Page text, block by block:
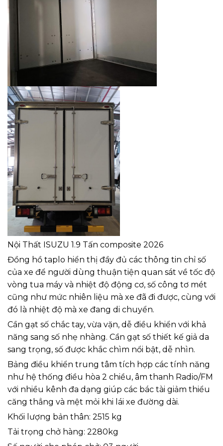
Nội Thất ISUZU 1.9 Tấn composite 2026
Đồng hồ taplo hiển thị đầy đủ các thông tin chỉ số
của xe để người dùng thuận tiện quan sát về tốc độ
vòng tua máy và nhiệt độ động cơ, số công tơ mét
cũng như mức nhiên liệu mà xe đã đi được, cùng với
đó là nhiệt độ mà xe đang di chuyển.
Cần gạt số chắc tay, vừa vặn, dễ điều khiển với khả
năng sang số nhẹ nhàng. Cần gạt số thiết kế giả da
sang trọng, số được khắc chìm nổi bật, dễ nhìn.
Bảng điều khiển trung tâm tích hợp các tính năng
như hệ thống điều hòa 2 chiều, âm thanh Radio/FM
với nhiều kênh đa dạng giúp các bác tài giảm thiểu
căng thẳng và mệt mỏi khi lái xe đường dài.
Khối lượng bản thân: 2515 kg
Tải trọng chở hàng: 2280kg